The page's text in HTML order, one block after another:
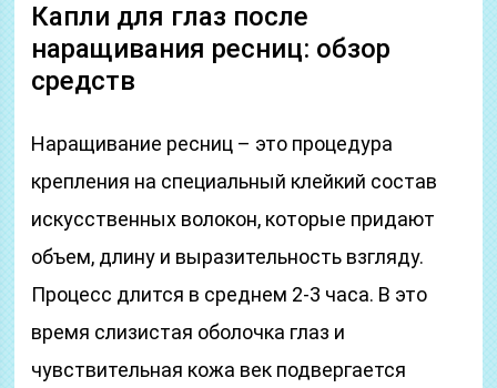
Капли для глаз после
наращивания ресниц: обзор
средств
Наращивание ресниц – это процедура
крепления на специальный клейкий состав
искусственных волокон, которые придают
объем, длину и выразительность взгляду.
Процесс длится в среднем 2-3 часа. В это
время слизистая оболочка глаз и
чувствительная кожа век подвергается